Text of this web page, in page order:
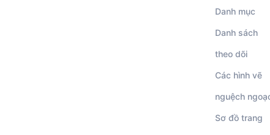
Danh mục
Danh sách
theo dõi
Các hình vẽ
nguệch
Sơ đồ trang